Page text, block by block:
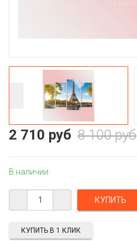
8 100 руб
2 710 руб
В наличии
КУПИТЬ В 1 КЛИК